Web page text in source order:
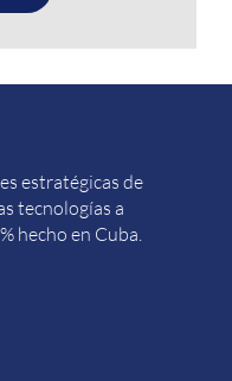
estratégicas de
tecnologías a
hecho en Cuba.